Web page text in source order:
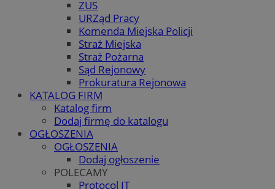
ZUS
URZąd Pracy
Komenda Miejska Policji
Straż Miejska
Straż Pożarna
Sąd Rejonowy
Prokuratura Rejonowa
KATALOG FIRM
Katalog firm
Dodaj firmę do katalogu
OGŁOSZENIA
OGŁOSZENIA
Dodaj ogłoszenie
POLECAMY
Protocol IT